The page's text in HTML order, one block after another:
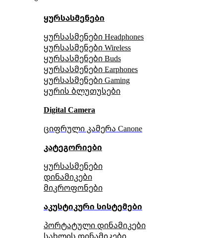
ყურსასმენები
ყურსასმენები Headphones
ყურსასმენები Wireless
ყურსასმენები Buds
ყურსასმენები Earphones
ყურსასმენები Gaming
ყურის ბლუთუსები
Digital Camera
ციფრული კამერა Сanone
კატეგორიები
ყურსასმენები
დინამიკები
მიკროფონები
აკუსტიკური სისტემები
პორტატული დინამიკები